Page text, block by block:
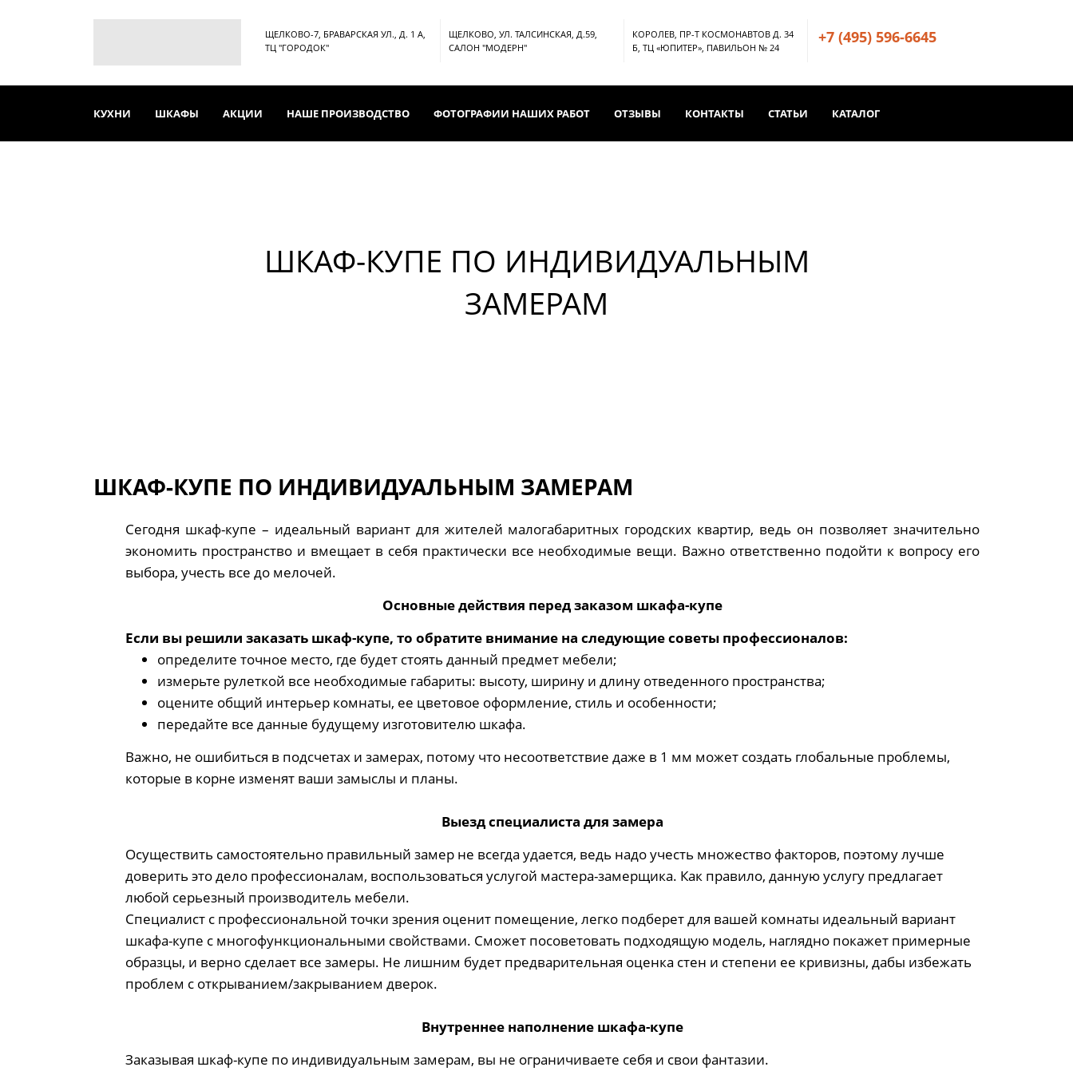
ЩЕЛКОВО-7, БРАВАРСКАЯ УЛ., Д. 1 А,
ТЦ "ГОРОДОК"
ЩЕЛКОВО, УЛ. ТАЛСИНСКАЯ, Д.59,
САЛОН "МОДЕРН"
КОРОЛЕВ, ПР-Т КОСМОНАВТОВ Д. 34
Б, ТЦ «ЮПИТЕР», ПАВИЛЬОН № 24
+7 (495) 596-6645
КУХНИ ШКАФЫ АКЦИИ НАШЕ ПРОИЗВОДСТВО ФОТОГРАФИИ НАШИХ РАБОТ ОТЗЫВЫ КОНТАКТЫ СТАТЬИ КАТАЛОГ
ШКАФ-КУПЕ ПО ИНДИВИДУАЛЬНЫМ
ЗАМЕРАМ
ШКАФ-КУПЕ ПО ИНДИВИДУАЛЬНЫМ ЗАМЕРАМ
Сегодня шкаф-купе – идеальный вариант для жителей малогабаритных городских квартир, ведь он позволяет значительно
экономить пространство и вмещает в себя практически все необходимые вещи. Важно ответственно подойти к вопросу его
выбора, учесть все до мелочей.
Основные действия перед заказом шкафа-купе
Если вы решили заказать шкаф-купе, то обратите внимание на следующие советы профессионалов:
определите точное место, где будет стоять данный предмет мебели;
измерьте рулеткой все необходимые габариты: высоту, ширину и длину отведенного пространства;
оцените общий интерьер комнаты, ее цветовое оформление, стиль и особенности;
передайте все данные будущему изготовителю шкафа.
Важно, не ошибиться в подсчетах и замерах, потому что несоответствие даже в 1 мм может создать глобальные проблемы,
которые в корне изменят ваши замыслы и планы.
Выезд специалиста для замера
Осуществить самостоятельно правильный замер не всегда удается, ведь надо учесть множество факторов, поэтому лучше
доверить это дело профессионалам, воспользоваться услугой мастера-замерщика. Как правило, данную услугу предлагает
любой серьезный производитель мебели.
Специалист с профессиональной точки зрения оценит помещение, легко подберет для вашей комнаты идеальный вариант
шкафа-купе с многофункциональными свойствами. Сможет посоветовать подходящую модель, наглядно покажет примерные
образцы, и верно сделает все замеры. Не лишним будет предварительная оценка стен и степени ее кривизны, дабы избежать
проблем с открыванием/закрыванием дверок.
Внутреннее наполнение шкафа-купе
Заказывая шкаф-купе по индивидуальным замерам, вы не ограничиваете себя и свои фантазии.